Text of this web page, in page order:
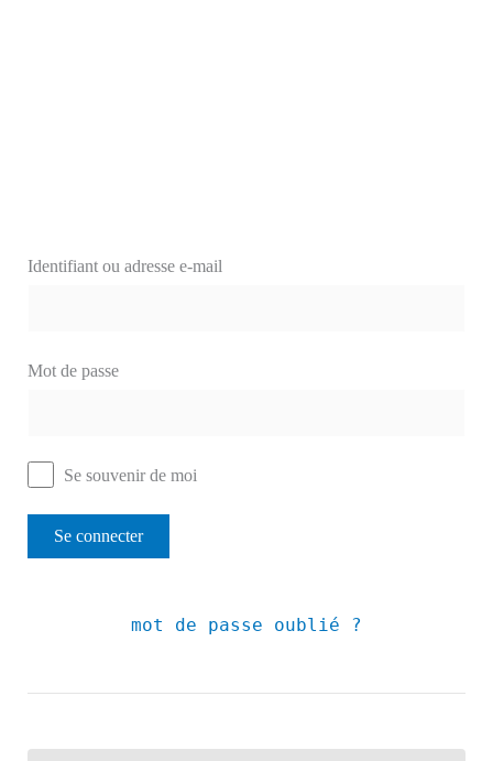
Identifiant ou adresse e-mail
Mot de passe
Se souvenir de moi
mot de passe oublié ?